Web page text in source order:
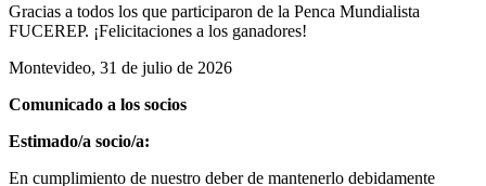
Gracias a todos los que participaron de la Penca Mundialista
FUCEREP. ¡Felicitaciones a los ganadores!
Montevideo, 31 de julio de 2026
Comunicado a los socios
Estimado/a socio/a:
En cumplimiento de nuestro deber de mantenerlo debidamente